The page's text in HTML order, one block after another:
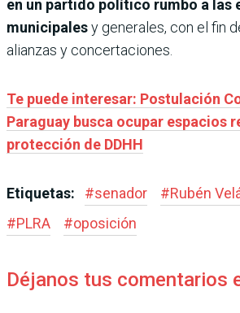
en un partido político rumbo a las
municipalesy generales, con el fin
alianzas y concertaciones.
Te puede interesar: Postulación
Paraguay busca ocupar espacios
protección de DDHH
Etiquetas: #senador #Rubén
#PLRA #oposición
Déjanos tus comentarios